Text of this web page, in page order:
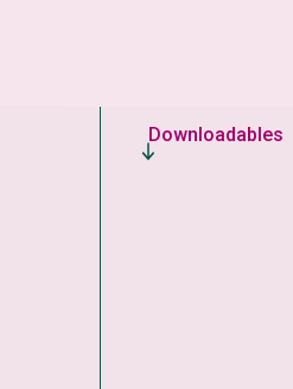
Downloadables